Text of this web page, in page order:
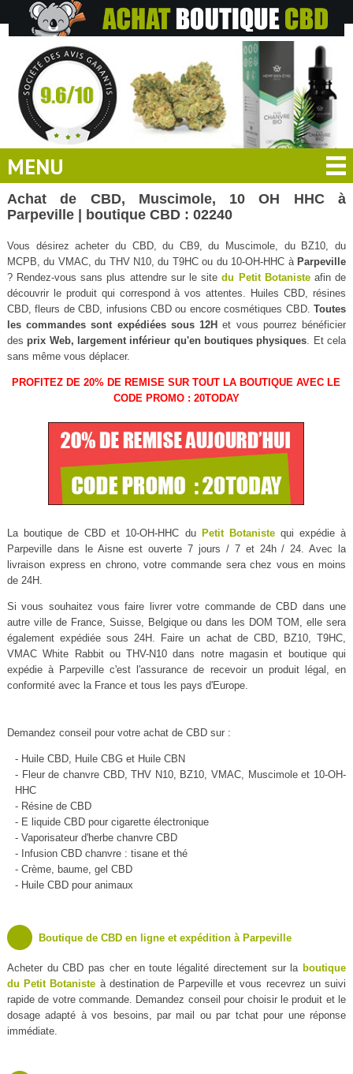
MENU
Achat de CBD, Muscimole, 10 OH HHC à
Parpeville | boutique CBD : 02240
Vous désirez acheter du CBD, du CB9, du Muscimole, du BZ10, du
MCPB, du VMAC, du THV N10, du T9HC ou du 10-OH-HHC à Parpeville
? Rendez-vous sans plus attendre sur le sitedu Petit Botanisteafin de
découvrir le produit qui correspond à vos attentes. Huiles CBD, résines
CBD, fleurs de CBD, infusions CBD ou encore cosmétiques CBD.Toutes
les commandes sont expédiées sous 12H et vous pourrez bénéficier
des prix Web, largement inférieur qu'en boutiques physiques . Et cela
sans même vous déplacer.
PROFITEZ DE 20% DE REMISE SUR TOUT LA BOUTIQUE AVEC LE
CODE PROMO : 20TODAY
La boutique de CBD et 10-OH-HHC du Petit Botanistequi expédie à
Parpeville dans le Aisne est ouverte 7 jours / 7 et 24h / 24. Avec la
livraison express en chrono, votre commande sera chez vous en moins
de 24H.
Si vous souhaitez vous faire livrer votre commande de CBD dans une
autre ville de France, Suisse, Belgique ou dans les DOM TOM, elle sera
également expédiée sous 24H. Faire un achat de CBD, BZ10, T9HC,
VMAC White Rabbit ou THV-N10 dans notre magasin et boutique qui
expédie à Parpeville c'est l'assurance de recevoir un produit légal, en
conformité avec la France et tous les pays d'Europe.
Demandez conseil pour votre achat de CBD sur :
- Huile CBD, Huile CBG et Huile CBN
- Fleur de chanvre CBD, THV N10, BZ10, VMAC, Muscimole et 10-OH-
HHC
- Résine de CBD
- E liquide CBD pour cigarette électronique
- Vaporisateur d'herbe chanvre CBD
- Infusion CBD chanvre : tisane et thé
- Crème, baume, gel CBD
- Huile CBD pour animaux
Boutique de CBD en ligne et expédition à Parpeville
Acheter du CBD pas cher en toute légalité directement sur la boutique
du Petit Botaniste à destination de Parpeville et vous recevrez un suivi
rapide de votre commande. Demandez conseil pour choisir le produit et le
dosage adapté à vos besoins, par mail ou par tchat pour une réponse
immédiate.